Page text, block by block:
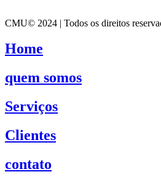
CMU© 2024 | Todos os direitos
Home
quem somos
Serviços
Clientes
contato